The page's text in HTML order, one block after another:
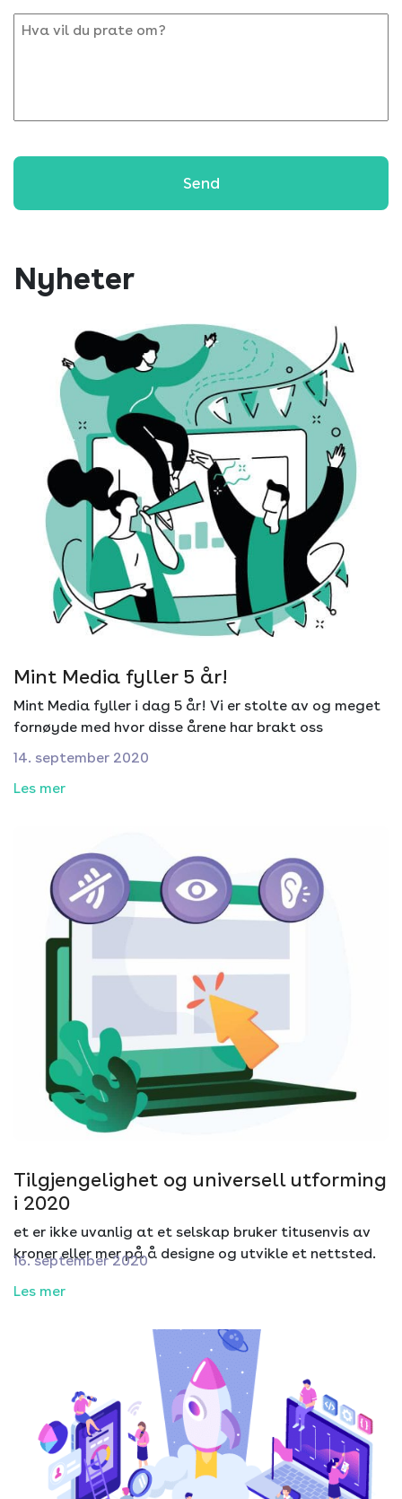
Hva
vil
Nyheter
Mint Media fyller 5 år!
Mint Media fyller i dag 5 år! Vi er stolte av og meget
fornøyde med hvor disse årene har brakt oss
14. september 2020
Les mer
Tilgjengelighet og universell utforming
i 2020
et er ikke uvanlig at et selskap bruker titusenvis av
kroner eller mer på å designe og utvikle et nettsted.
16. september 2020
Les mer